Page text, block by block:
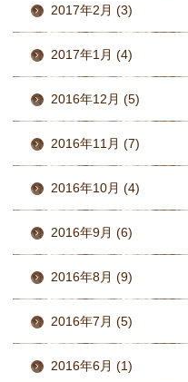
2017年2月 (3)
2017年1月 (4)
2016年12月 (5)
2016年11月 (7)
2016年10月 (4)
2016年9月 (6)
2016年8月 (9)
2016年7月 (5)
2016年6月 (1)